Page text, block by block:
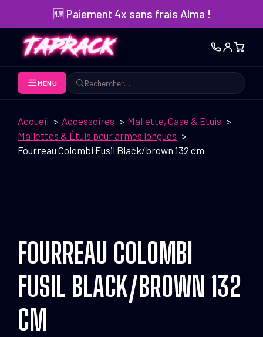
contenu
🆕 Paiement 4x sans frais Alma !
MENU
Rechercher
Accueil Accessoires
Mallette, Case & Etuis
Mallettes & Étuis pour armes longues
Fourreau Colombi Fusil Black/brown 132 cm
FOURREAU COLOMBI
FUSIL BLACK/BROWN 132
CM